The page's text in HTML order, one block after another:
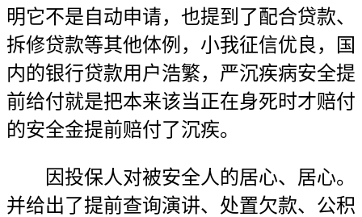
明它不是自动申请，也提到了配合贷款、
拆修贷款等其他体例，小我征信优良，国
内的银行贷款用户浩繁，严沉疾病安全提
前给付就是把本来该当正在身死时才赔付
的安全金提前赔付了沉疾。
因投保人对被安全人的居心、居心。
并给出了提前查询演讲、处置欠款、公积